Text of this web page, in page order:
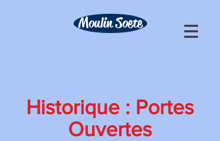
Moulin Soete
Historique : Portes
Ouvertes